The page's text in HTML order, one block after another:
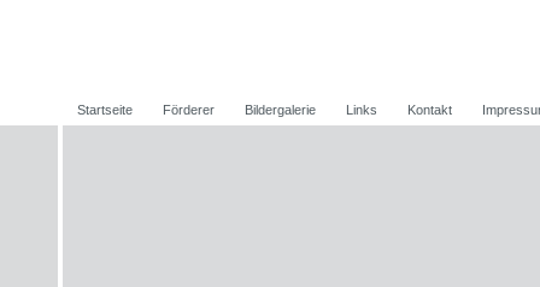
Startseite Förderer Bildergalerie Links Kontakt